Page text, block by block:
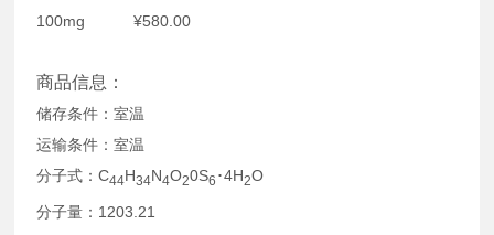
100mg ¥580.00
商品信息：
储存条件：室温
运输条件：室温
分子式：C44H34N4O20S6 ･4H2O
分子量：1203.21